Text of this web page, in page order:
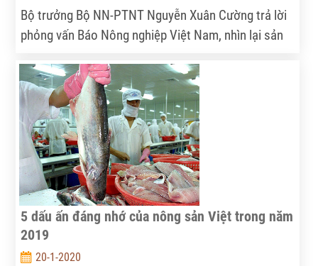
Bộ trưởng Bộ NN-PTNT Nguyễn Xuân Cường trả lời
phỏng vấn Báo Nông nghiệp Việt Nam, nhìn lại sản
tiêu của ngành năm 2020.
5 dấu ấn đáng nhớ của nông sản Việt trong năm
2019
20-1-2020